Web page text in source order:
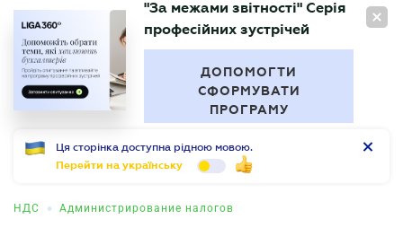
БУХГАЛТЕР
"За межами звітності" Серія
професійних зустрічей
ДОПОМОГТИ
СФОРМУВАТИ
ПРОГРАМУ
Ця сторінка доступна рідною мовою.
Перейти на українську
НДС • Администрирование налогов